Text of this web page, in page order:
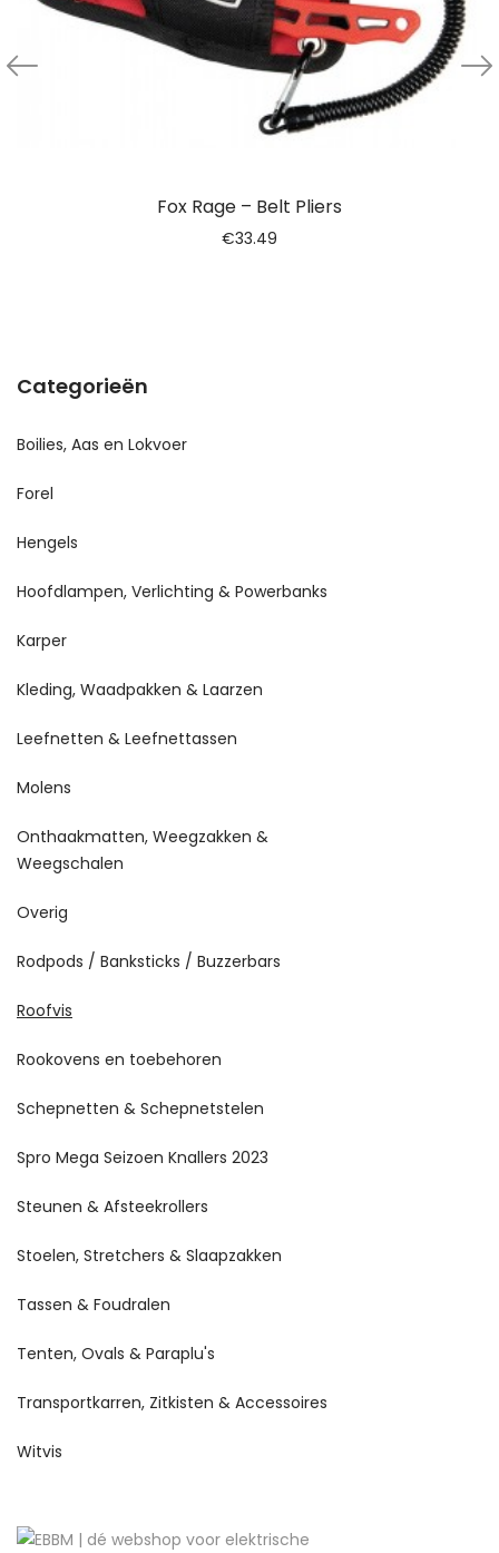
Fox Rage – Belt Pliers
€33.49
Categorieën
Boilies, Aas en Lokvoer
Forel
Hengels
Hoofdlampen, Verlichting & Powerbanks
Karper
Kleding, Waadpakken & Laarzen
Leefnetten & Leefnettassen
Molens
Onthaakmatten, Weegzakken &
Weegschalen
Overig
Rodpods / Banksticks / Buzzerbars
Roofvis
Rookovens en toebehoren
Schepnetten & Schepnetstelen
Spro Mega Seizoen Knallers 2023
Steunen & Afsteekrollers
Stoelen, Stretchers & Slaapzakken
Tassen & Foudralen
Tenten, Ovals & Paraplu's
Transportkarren, Zitkisten & Accessoires
Witvis